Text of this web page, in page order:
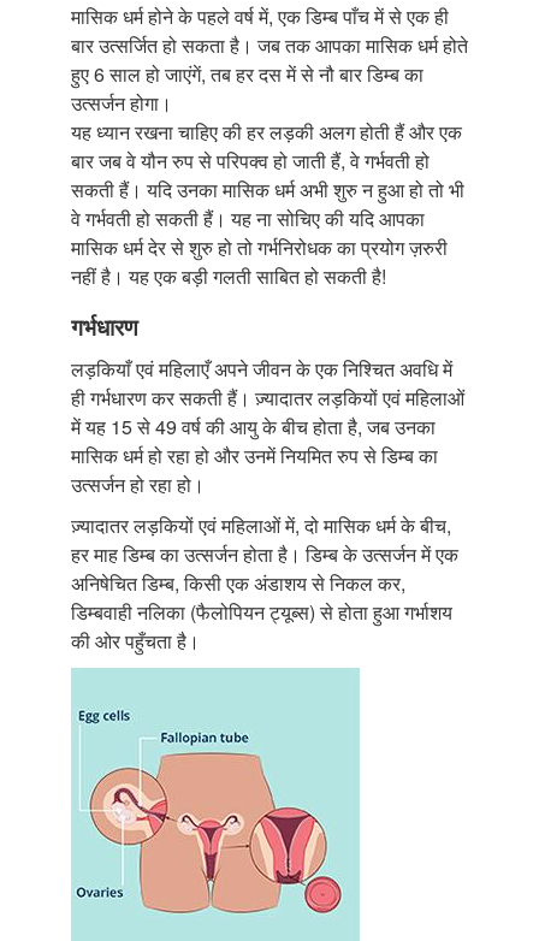
मासिक धर्म होने के पहले वर्ष में, एक डिम्ब पाँच में से एक ही
बार उत्सर्जित हो सकता है। जब तक आपका मासिक धर्म होते
हुए 6 साल हो जाएंगें, तब हर दस में से नौ बार डिम्ब का
उत्सर्जन होगा।
यह ध्यान रखना चाहिए की हर लड़की अलग होती हैं और एक
बार जब वे यौन रुप से परिपक्व हो जाती हैं, वे गर्भवती हो
सकती हैं। यदि उनका मासिक धर्म अभी शुरु न हुआ हो तो भी
वे गर्भवती हो सकती हैं। यह ना सोचिए की यदि आपका
मासिक धर्म देर से शुरु हो तो गर्भनिरोधक का प्रयोग ज़रुरी
नहीं है। यह एक बड़ी गलती साबित हो सकती है!
गर्भधारण
लड़कियाँ एवं महिलाएँ अपने जीवन के एक निश्चित अवधि में
ही गर्भधारण कर सकती हैं। ज़्यादातर लड़कियों एवं महिलाओं
में यह 15 से 49 वर्ष की आयु के बीच होता है, जब उनका
मासिक धर्म हो रहा हो और उनमें नियमित रुप से डिम्ब का
उत्सर्जन हो रहा हो।
ज़्यादातर लड़कियों एवं महिलाओं में, दो मासिक धर्म के बीच,
हर माह डिम्ब का उत्सर्जन होता है। डिम्ब के उत्सर्जन में एक
अनिषेचित डिम्ब, किसी एक अंडाशय से निकल कर,
डिम्बवाही नलिका (फैलोपियन ट्यूब्स) से होता हुआ गर्भाशय
की ओर पहुँचता है।